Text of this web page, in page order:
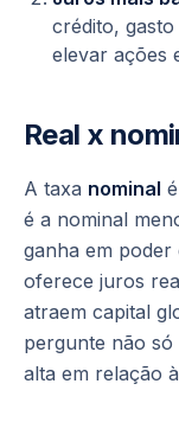
crédito,
elevar ações
Real x
A taxa nominal
é a nominal
ganha em poder
oferece juros
atraem capital
pergunte não
alta em relação